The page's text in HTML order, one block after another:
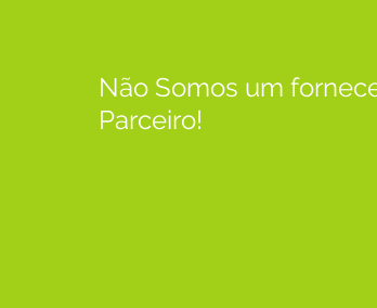
Não Somos um
Parceiro!